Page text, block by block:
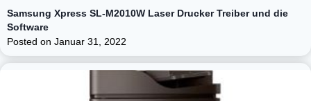
Samsung Xpress SL-M2010W Laser Drucker Treiber und die
Software
Posted on Januar 31, 2022